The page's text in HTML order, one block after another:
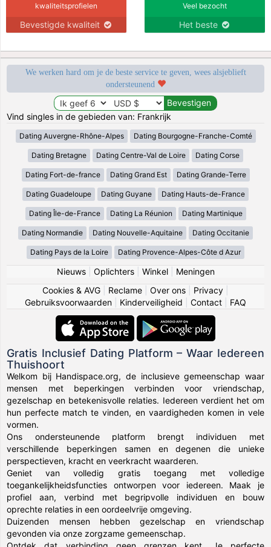
kwaliteitsprofielen
Bevestigde kwaliteit
Veel bezocht
Het beste
We werken hard om je de beste service te geven, wees alsjeblieft
ondersteunend
Vind singles in de gebieden van: Frankrijk
Dating Auvergne-Rhône-Alpes Dating Bourgogne-Franche-Comté
Dating Bretagne Dating Centre-Val de Loire Dating Corse
Dating Fort-de-france Dating Grand Est Dating Grande-Terre
Dating Guadeloupe Dating Guyane Dating Hauts-de-France
Dating Île-de-France Dating La Réunion Dating Martinique
Dating Normandie Dating Nouvelle-Aquitaine Dating Occitanie
Dating Pays de la Loire Dating Provence-Alpes-Côte d Azur
Nieuws| Oplichters| Winkel| Meningen
Cookies & AVG
Reclame Over ons Privacy
Gebruiksvoorwaarden
Kinderveiligheid Contact FAQ
Gratis Inclusief Dating Platform – Waar Iedereen
Thuishoort
Welkom bij Handispace.org, de inclusieve gemeenschap waar
mensen met beperkingen verbinden voor vriendschap,
gezelschap en betekenisvolle relaties. Iedereen verdient het om
hun perfecte match te vinden, en vaardigheden komen in vele
vormen.
Ons ondersteunende platform brengt individuen met
verschillende beperkingen samen en degenen die unieke
perspectieven, kracht en veerkracht waarderen.
Geniet van volledig gratis toegang met volledige
toegankelijkheidsfuncties ontworpen voor iedereen. Maak je
profiel aan, verbind met begripvolle individuen en bouw
oprechte relaties in een oordeelvrije omgeving.
Duizenden mensen hebben gezelschap en vriendschap
gevonden via onze zorgzame gemeenschap.